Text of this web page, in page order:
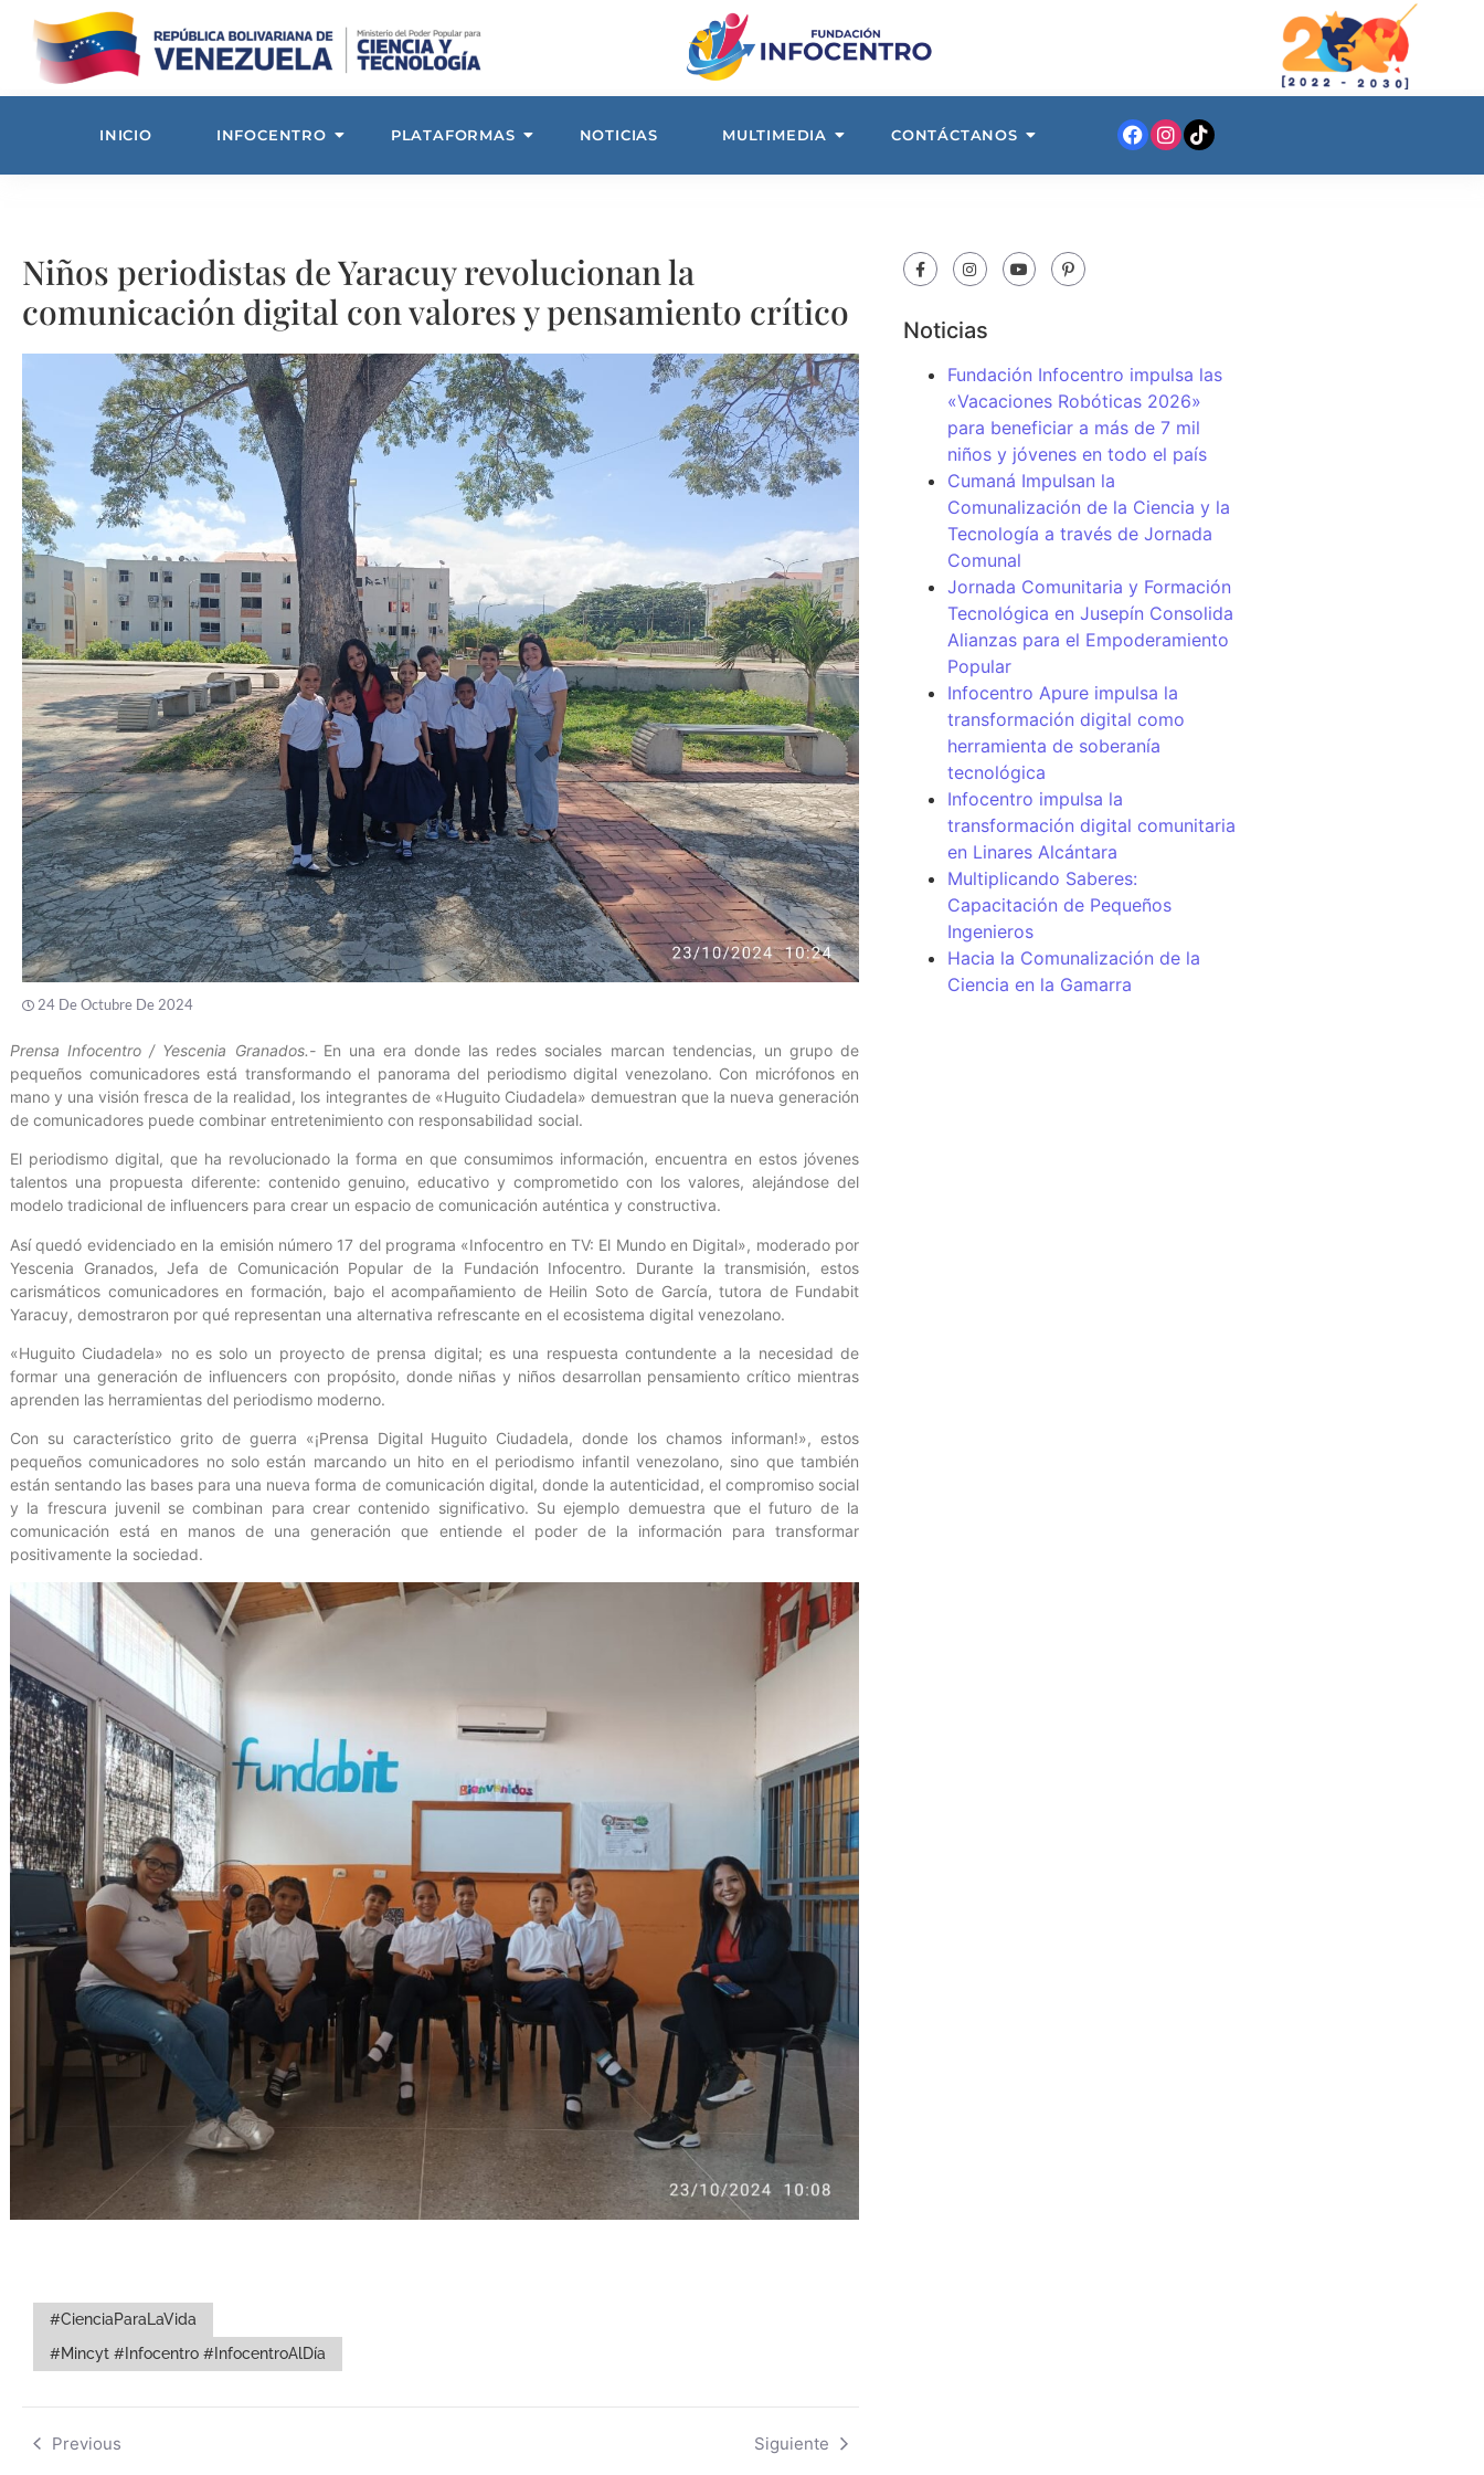
INICIO INFOCENTRO PLATAFORMAS NOTICIAS MULTIMEDIA CONTÁCTANOS
Niños periodistas de Yaracuy revolucionan la
comunicación digital con valores y pensamiento crítico
24 De Octubre De 2024
Prensa Infocentro / Yescenia Granados.-En una era donde las redes sociales marcan tendencias, un grupo de
pequeños comunicadores está transformando el panorama del periodismo digital venezolano. Con micrófonos en
mano y una visión fresca de la realidad, los integrantes de «Huguito Ciudadela» demuestran que la nueva generación
de comunicadores puede combinar entretenimiento con responsabilidad social.
El periodismo digital, que ha revolucionado la forma en que consumimos información, encuentra en estos jóvenes
talentos una propuesta diferente: contenido genuino, educativo y comprometido con los valores, alejándose del
modelo tradicional de influencers para crear un espacio de comunicación auténtica y constructiva.
Así quedó evidenciado en la emisión número 17 del programa «Infocentro en TV: El Mundo en Digital», moderado por
Yescenia Granados, Jefa de Comunicación Popular de la Fundación Infocentro. Durante la transmisión, estos
carismáticos comunicadores en formación, bajo el acompañamiento de Heilin Soto de García, tutora de Fundabit
Yaracuy, demostraron por qué representan una alternativa refrescante en el ecosistema digital venezolano.
«Huguito Ciudadela» no es solo un proyecto de prensa digital; es una respuesta contundente a la necesidad de
formar una generación de influencers con propósito, donde niñas y niños desarrollan pensamiento crítico mientras
aprenden las herramientas del periodismo moderno.
Con su característico grito de guerra «¡Prensa Digital Huguito Ciudadela, donde los chamos informan!», estos
pequeños comunicadores no solo están marcando un hito en el periodismo infantil venezolano, sino que también
están sentando las bases para una nueva forma de comunicación digital, donde la autenticidad, el compromiso social
y la frescura juvenil se combinan para crear contenido significativo. Su ejemplo demuestra que el futuro de la
comunicación está en manos de una generación que entiende el poder de la información para transformar
positivamente la sociedad.
#CienciaParaLaVida
#Mincyt #Infocentro #InfocentroAlDía
Previous Siguiente
Noticias
Fundación Infocentro impulsa las
«Vacaciones Robóticas 2026»
para beneficiar a más de 7 mil
niños y jóvenes en todo el país
Cumaná Impulsan la
Comunalización de la Ciencia y la
Tecnología a través de Jornada
Comunal
Jornada Comunitaria y Formación
Tecnológica en Jusepín Consolida
Alianzas para el Empoderamiento
Popular
Infocentro Apure impulsa la
transformación digital como
herramienta de soberanía
tecnológica
Infocentro impulsa la
transformación digital comunitaria
en Linares Alcántara
Multiplicando Saberes:
Capacitación de Pequeños
Ingenieros
Hacia la Comunalización de la
Ciencia en la Gamarra